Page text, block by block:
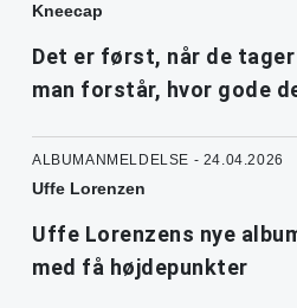
Kneecap
Det er først, når de
man forstår, hvor gode
ALBUMANMELDELSE - 24.04.2026
Uffe Lorenzen
Uffe Lorenzens nye
med få højdepunkter